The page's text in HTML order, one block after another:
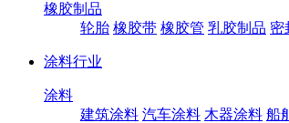
橡胶制品
轮胎 橡胶带 橡胶管 乳胶制品 密
涂料行业
涂料
建筑涂料 汽车涂料 木器涂料 船